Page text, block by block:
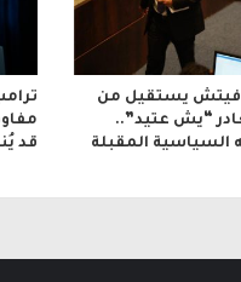
يستقيل من
“يش عتيد”..
السياسية المقبلة
قد